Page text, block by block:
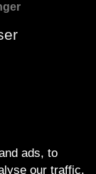
ads, to
our traffic.